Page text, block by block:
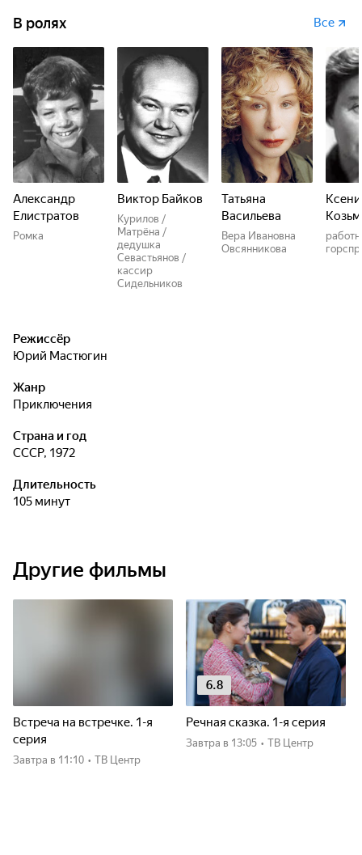
В ролях Все
Александр
Елистратов
Ромка
Виктор Байков
Курилов /
Матрёна /
дедушка
Севастьянов /
кассир
Сидельников
Татьяна
Васильева
Вера Ивановна
Овсянникова
Режиссёр
Юрий Мастюгин
Жанр
приключения
Страна и год
СССР, 1972
Длительность
105 минут
Другие фильмы
Встреча на встречке. 1-я
серия
Завтра в 11:10 • ТВ Центр
6.8
Речная сказка. 1-я серия
Завтра в 13:05 • ТВ Центр